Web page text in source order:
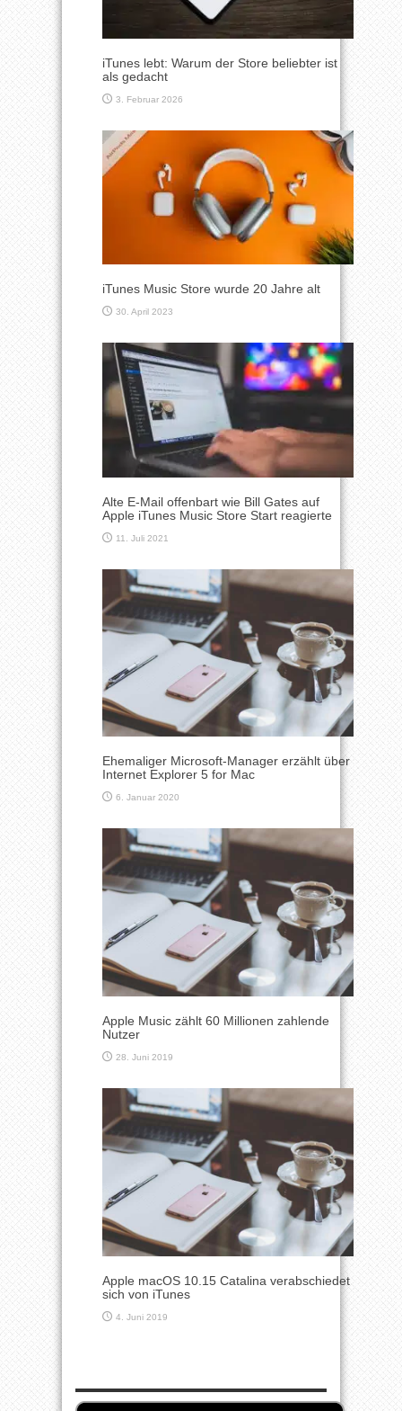
iTunes lebt: Warum der Store beliebter ist
als gedacht
3. Februar 2026
iTunes Music Store wurde 20 Jahre alt
30. April 2023
Alte E-Mail offenbart wie Bill Gates auf
Apple iTunes Music Store Start reagierte
11. Juli 2021
Ehemaliger Microsoft-Manager erzählt über
Internet Explorer 5 for Mac
6. Januar 2020
Apple Music zählt 60 Millionen zahlende
Nutzer
28. Juni 2019
Apple macOS 10.15 Catalina verabschiedet
sich von iTunes
4. Juni 2019